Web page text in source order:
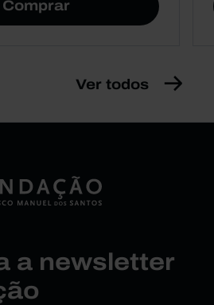
Comprar
Ver todos
a newsletter